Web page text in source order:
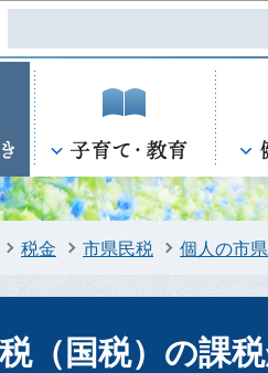
このペー
税金 市県民税 個人の市
（国税）の課